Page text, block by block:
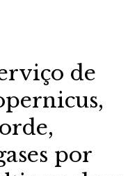
de
por